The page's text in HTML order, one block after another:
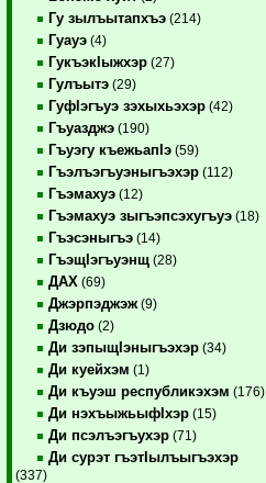
Гу зылъытапхъэ (214)
Гуауэ (4)
ГукъэкIыжхэр (27)
Гулъытэ (29)
ГуфIэгъуэ зэхыхьэхэр (42)
Гъуазджэ (190)
Гъуэгу къежьапIэ (59)
Гъэлъэгъуэныгъэхэр (112)
Гъэмахуэ (12)
Гъэмахуэ зыгъэпсэхугъуэ (18)
Гъэсэныгъэ (14)
ГъэщIэгъуэнщ (28)
ДАХ (69)
Джэрпэджэж (9)
Дзюдо (2)
Ди зэпыщIэныгъэхэр (34)
Ди куейхэм (1)
Ди къуэш республикэхэм (176)
Ди нэхъыжьыфIхэр (15)
Ди псэлъэгъухэр (71)
Ди сурэт гъэтIылъыгъэхэр
(337)